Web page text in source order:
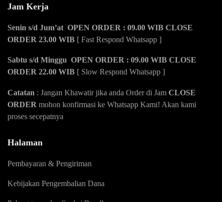
Jam Kerja
Senin s/d Jum’at OPEN ORDER : 09.00 WIB CLOSE
ORDER 23.00 WIB [ Fast Respond Whatsapp ]
Sabtu s/d Minggu OPEN ORDER : 09.00 WIB CLOSE
ORDER 22.00 WIB [ Slow Respond Whatsapp ]
Catatan : Jangan Khawatir jika anda Order di Jam CLOSE
ORDER mohon konfirmasi ke Whatsapp Kami! Akan kami
proses secepatnya
Halaman
Pembayaran & Pengiriman
Kebijakan Pengembalian Dana